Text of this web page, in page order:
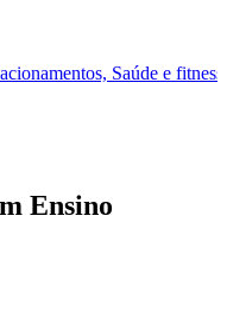
Saúde e
Ensino